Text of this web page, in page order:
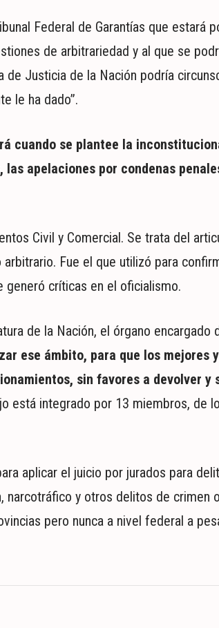
Federal de Garantías que estará
de arbitrariedad y al que se
de Justicia de la Nación podría
le ha dado”.
cuando se plantee la
apelaciones por condenas
Civil y Comercial. Se trata del
Fue el que utilizó para
generó críticas en el oficialismo.
de la Nación, el órgano encargado
ese ámbito, para que los mejores
sin favores a devolver y
está integrado por 13 miembros, de
aplicar el juicio por jurados para
narcotráfico y otros delitos de crimen
pero nunca a nivel federal a